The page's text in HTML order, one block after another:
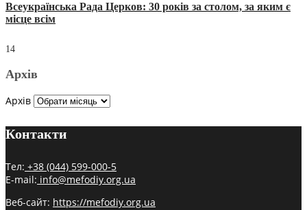
Всеукраїнська Рада Церков: 30 років за столом, за яким є
місце всім
14
Архів
Архів
Контакти
Тел: +38 (044) 599-000-5
E-mail: info@mefodiy.org.ua
Веб-сайт: https://mefodiy.org.ua